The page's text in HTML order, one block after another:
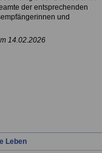
der entsprechenden
und
14.02.2026
Leben